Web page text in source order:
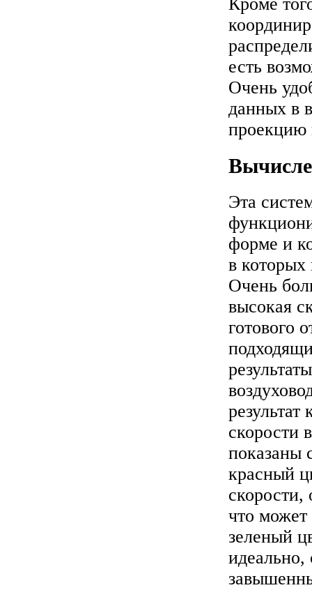
Кроме
есть
Очень
данных в
проекцию
Эта
форме и
в которых
Очень
высокая
готового
скорости
показаны
красный
скорости,
что может
зеленый
идеально,